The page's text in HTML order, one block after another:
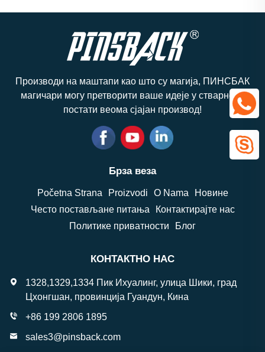
Производи на маштапи као што су магија, ПИНСБАК
магичари могу претворити ваше идеје у стварност,
постати веома сјајан производ!
Брза веза
Početna Strana Proizvodi O Nama
Новине
Често постављане питања
Контактирајте нас
Политике приватности
Блог
КОНТАКТНО НАС
1328,1329,1334 Пик Ихуалинг, улица Шики, град
Цхонгшан, провинција Гуандун, Кина
+86 199 2806 1895
sales3@pinsback.com